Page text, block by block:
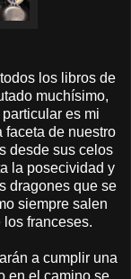
los libros de
muchísimo,
es mi
faceta de nuestro
desde sus celos
la posecividad y
dragones que se
siempre salen
franceses.
a cumplir una
en el camino se